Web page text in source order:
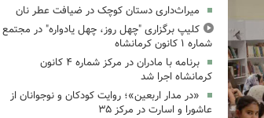
میراث‌داری دستان کوچک در ضیافت عطر نان
کلیپ برگزاری "چهل روز، چهل یادواره" در مجتمع
شماره ۱ کانون کرمانشاه
برنامه با مادران در مرکز شماره ۴ کانون
کرمانشاه اجرا شد
«در مدار اربعین»؛ روایت کودکان و نوجوانان از
عاشورا و اسارت در مرکز ۳۵